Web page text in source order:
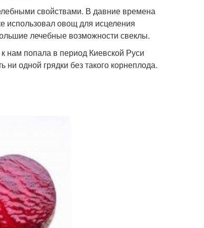
свойствами. В давние времена
использовал овощ для исцеления
лечебные возможности свеклы.
нам попала в период Киевской Руси
одной грядки без такого корнеплода.